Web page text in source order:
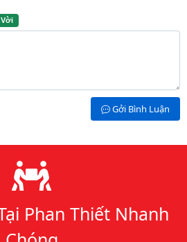
Vời
Gởi Bình Luận
tôi
Phan Thiết Nhanh